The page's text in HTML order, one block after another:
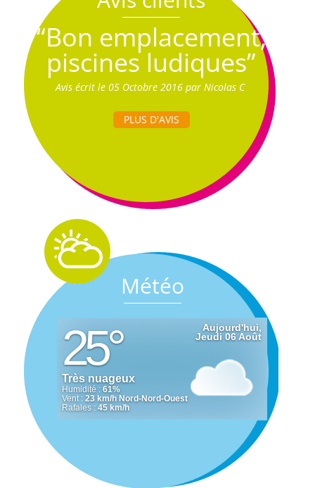
“Bon emplacement,
piscines ludiques”
Avis écrit le 05 Octobre 2016 par Nicolas C
PLUS D'AVIS
Météo